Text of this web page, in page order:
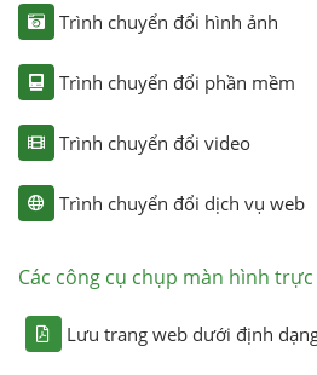
Trình chuyển đổi hình ảnh
Trình chuyển đổi phần mềm
Trình chuyển đổi video
Trình chuyển đổi dịch vụ web
Các công cụ chụp màn hình
Lưu trang web dưới định